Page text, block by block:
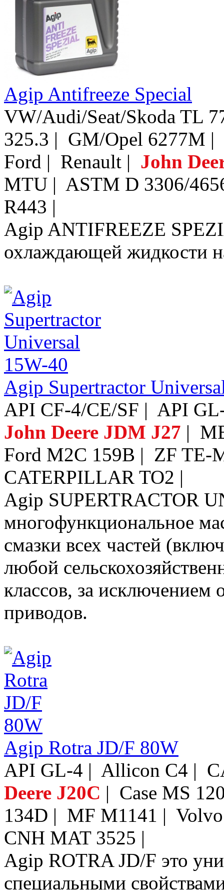
Agip Antifreeze Special
VW/Audi/Seat/Skoda TL
325.3 | GM/Opel 6277M
Ford | Renault | John
MTU | ASTM D 3306/
R443 |
Agip ANTIFREEZE
охлаждающей жидкости
Agip Supertractor
API CF-4/CE/SF | API
John Deere JDM J27 |
Ford M2C 159B | ZF TE-
CATERPILLAR TO2 |
Agip SUPERTRACTOR
многофункциональное
смазки всех частей
любой
классов, за исключением
приводов.
Agip Rotra JD/F 80W
API GL-4 | Allicon C4 |
Deere J20C | Case MS
134D | MF M1141 |
CNH MAT 3525 |
Agip ROTRA JD/F это
специальными